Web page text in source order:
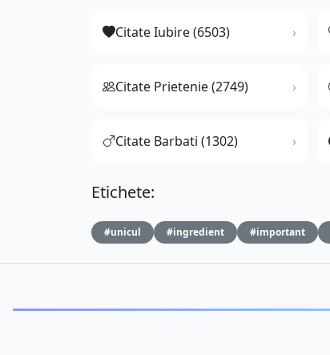
Citate Iubire (6503)
Citate Prietenie (2749)
Citate Barbati (1302)
Etichete:
#unicul #ingredient #important